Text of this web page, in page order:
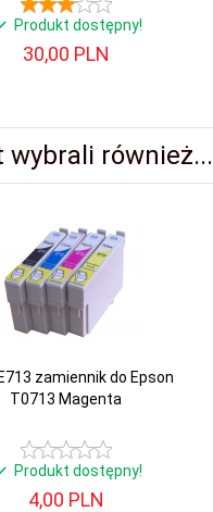
Produkt dostępny!
30,00 PLN
również...
zamiennik do Epson
T0713 Magenta
Produkt dostępny!
4,00 PLN